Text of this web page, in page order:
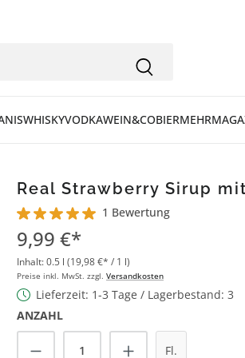
WHISKYVODKAWEIN&COBIERMEHR
Real Strawberry Sirup
Durchschnittliche Bewertung von 5 von 5
1 Bewertung
9,99 €*
Inhalt:0.5 l (19,98 €* / 1 l)
Preise inkl. MwSt. zzgl. Versandkosten
Lieferzeit: 1-3 Tage / Lagerbestand: 3
ANZAHL
Produkt Anzahl: Gib
Fl.